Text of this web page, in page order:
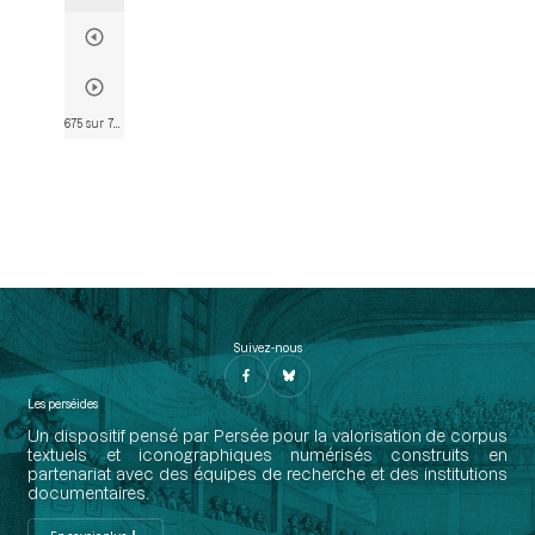
Suivez-nous
Les perséides
Un dispositif pensé par Persée pour la valorisation de corpus
textuels et iconographiques numérisés construits en
partenariat avec des équipes de recherche et des institutions
documentaires.